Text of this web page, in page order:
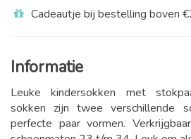
Cadeautje bij bestelling boven
Informatie
Leuke kindersokken met
sokken zijn twee verschillende
perfecte paar vormen.